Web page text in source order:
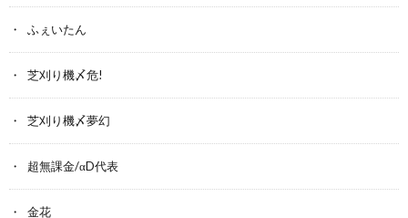
ふぇいたん
芝刈り機〆危!
芝刈り機〆夢幻
超無課金/αD代表
金花